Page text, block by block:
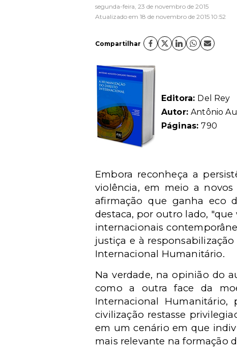
segunda-feira, 23 de novembro de 2015
Atualizado em 18 de novembro de 2015 10:52
Compartilhar
Editora: Del Rey
Autor:Antônio
Páginas:790
Embora reconheça a
violência, em meio a
afirmação que ganha eco
destaca, por outro lado,
internacionais
justiça e à
Internacional Humanitário.
Na verdade, na opinião do
como a outra face da
Internacional Humanitário,
civilização restasse
em um cenário em que
mais relevante na formação